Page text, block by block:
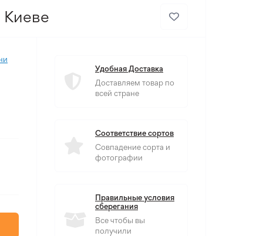
Удобная Доставка
Доставляем товар по
всей стране
Соответствие сортов
Совпадение сорта и
фотографии
Правильные условия
сберегания
Все чтобы вы
получили